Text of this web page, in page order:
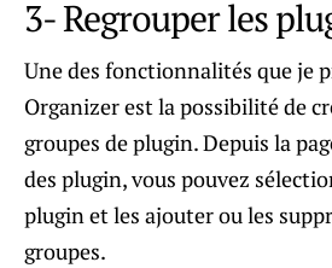
3- Regrouper les
Une des fonctionnalités que je
Organizer est la possibilité de
groupes de plugin. Depuis la
des plugin, vous pouvez
plugin et les ajouter ou les
groupes.